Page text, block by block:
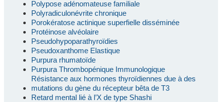
Polypose adénomateuse familiale
Polyradiculonévrite chronique
Porokératose actinique superfielle disséminée
Protéinose alvéolaire
Pseudohypoparathyroïdies
Pseudoxanthome Elastique
Purpura rhumatoïde
Purpura Thrombopénique Immunologique
Résistance aux hormones thyroïdiennes due à des
mutations du gène du récepteur bêta de T3
Retard mental lié à l’X de type Shashi